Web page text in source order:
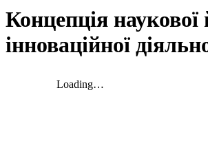
Концепція наукової
інноваційної